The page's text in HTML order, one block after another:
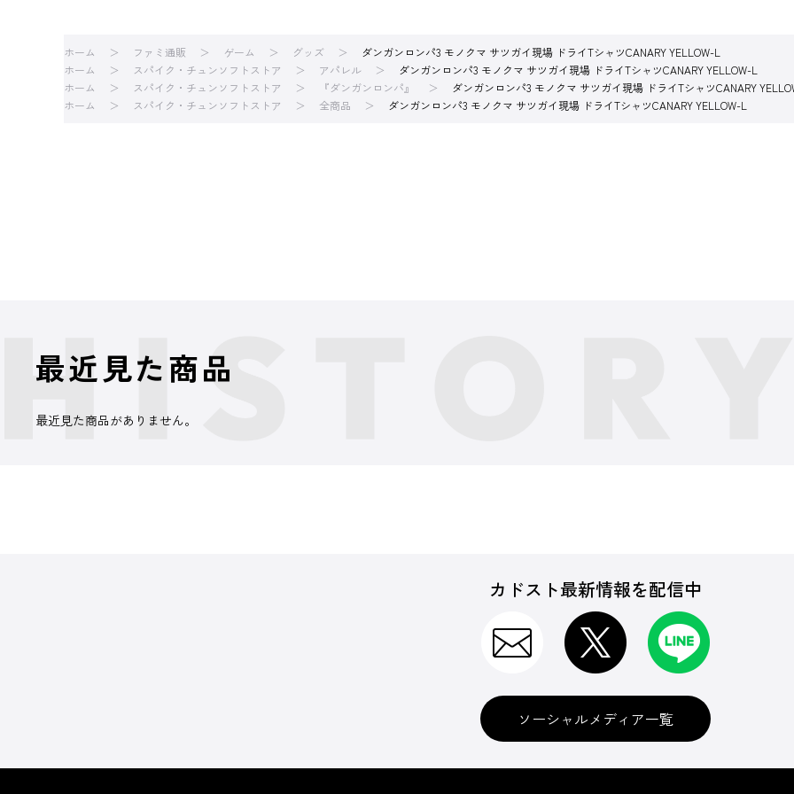
ホーム ファミ通販 ゲーム グッズ
ダンガンロンパ3 モノクマ サツガイ現場 ドライTシャツCANARY YELLOW-L
ホーム
スパイク・チュンソフトストア アパレル
ダンガンロンパ3 モノクマ サツガイ現場 ドライTシャツCANARY YELLOW-L
ホーム
スパイク・チュンソフトストア 『ダンガンロンパ』
ダンガンロンパ3 モノクマ サツガイ現場 ドライTシャツCANARY
ホーム
スパイク・チュンソフトストア 全商品 ダンガンロンパ3 モノクマ サツガイ現場 ドライTシャツCANARY YELLOW-L
最近見た商品
最近見た商品がありません。
カドスト最新情報を配信中
ソーシャルメディア一覧